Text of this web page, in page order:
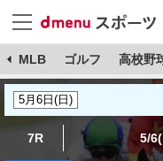
MLB ゴルフ 高校野
7R 5/